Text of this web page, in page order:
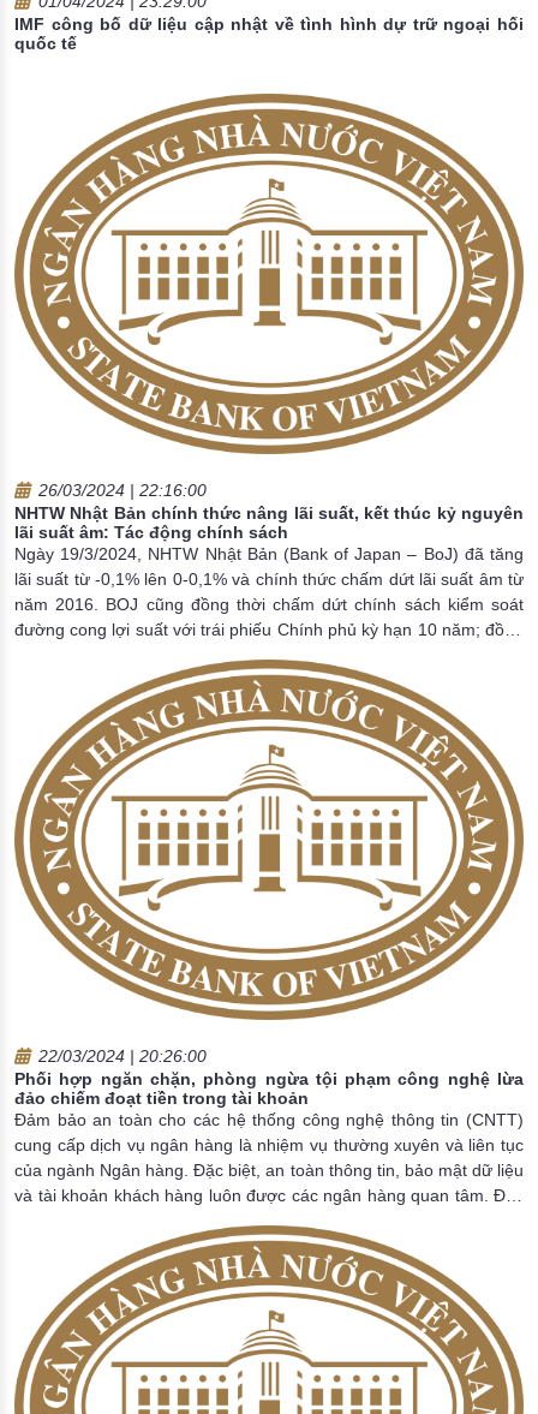
IMF công bố dữ liệu cập nhật về tình hình dự trữ ngoại hối
quốc tế
26/03/2024 | 22:16:00
NHTW Nhật Bản chính thức nâng lãi suất, kết thúc kỷ nguyên
lãi suất âm: Tác động chính sách
Ngày 19/3/2024, NHTW Nhật Bản (Bank of Japan – BoJ) đã tăng
lãi suất từ -0,1% lên 0-0,1% và chính thức chấm dứt lãi suất âm từ
năm 2016. BOJ cũng đồng thời chấm dứt chính sách kiểm soát
đường cong lợi suất với trái phiếu Chính phủ kỳ hạn 10 năm; đồng
và chấm dứt việc mua các quỹ giao dịch trao đổi. Liệu động thái
này của BOJ sẽ có tác động như thế nào?
22/03/2024 | 20:26:00
Phối hợp ngăn chặn, phòng ngừa tội phạm công nghệ lừa
đảo chiếm đoạt tiền trong tài khoản
Đảm bảo an toàn cho các hệ thống công nghệ thông tin (CNTT)
cung cấp dịch vụ ngân hàng là nhiệm vụ thường xuyên và liên tục
của ngành Ngân hàng. Đặc biệt, an toàn thông tin, bảo mật dữ liệu
và tài khoản khách hàng luôn được các ngân hàng quan tâm. Đây
vụ trung gian thanh toán phải bảo vệ quyền lợi hợp pháp của
khách hàng khi sử dụng dịch vụ. Trong bối cảnh công nghệ phát
triển mạnh mẽ, các chiêu trò lừa đảo trên không gian mạng gia
tăng, tinh vi, phức tạp hơn. Để hạn chế rủi ro, bảo vệ người tiêu
dùng dịch vụ tài chính, bên cạnh các giải pháp của ngành Ngân
hàng, cần sự phối hợp của các Bộ ngành liên quan, quan trọng
hơn nữa là nhận thức, sự cảnh giác của người dùng.